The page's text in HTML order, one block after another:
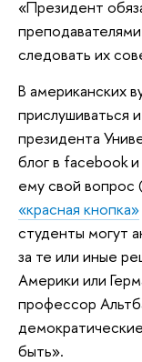
«Президент
следовать их
В американских
прислушиваться
президента
блог в facebook
ему свой
«красная кнопка»
студенты могут
за те или иные
Америки или
профессор
быть».